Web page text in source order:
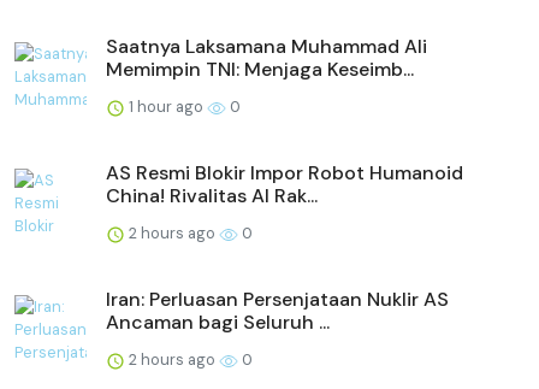
Saatnya Laksamana Muhammad Ali
Memimpin TNI: Menjaga Keseimb...
1 hour ago 0
AS Resmi Blokir Impor Robot Humanoid
China! Rivalitas AI Rak...
2 hours ago 0
Iran: Perluasan Persenjataan Nuklir AS
Ancaman bagi Seluruh ...
2 hours ago 0